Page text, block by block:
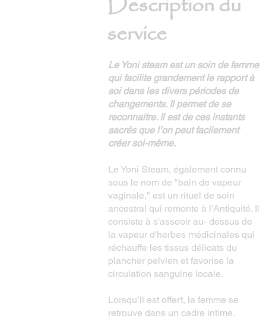
service
Le Yoni steam est un soin de femme
qui facilite grandement le rapport à
soi dans les divers périodes de
changements. Il permet de se
reconnaitre. Il est de ces instants
sacrés que l’on peut facilement
créer soi-même.
Le Yoni Steam, également connu
sous le nom de "bain de vapeur
vaginale," est un rituel de soin
ancestral qui remonte à l'Antiquité. Il
consiste à s'asseoir au- dessus de
la vapeur d'herbes médicinales qui
réchauffe les tissus délicats du
plancher pelvien et favorise la
circulation sanguine locale.
Lorsqu’il est offert, la femme se
retrouve dans un cadre intime.